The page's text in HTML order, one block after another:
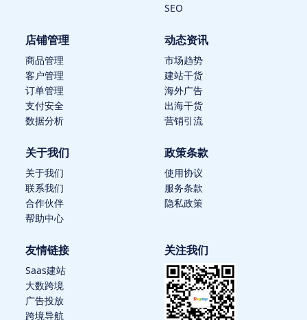
SEO
店铺管理
商品管理
客户管理
订单管理
支付安全
数据分析
动态资讯
市场趋势
建站干货
海外广告
出海干货
营销引流
关于我们
关于我们
联系我们
合作伙伴
帮助中心
政策条款
使用协议
服务条款
隐私政策
友情链接
Saas建站
大数跨境
广告投放
跨境导航
关注我们